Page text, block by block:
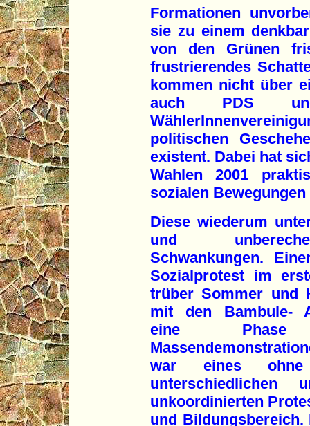
Formationen
sie zu einem
von den Grünen
frustrierendes
kommen nicht über
auch PDS
politischen
existent. Dabei hat
Wahlen 2001
sozialen
Diese wiederum
und
Schwankungen.
Sozialprotest im
trüber Sommer und
mit den Bambule-
eine Phase
war eines
unkoordinierten
und